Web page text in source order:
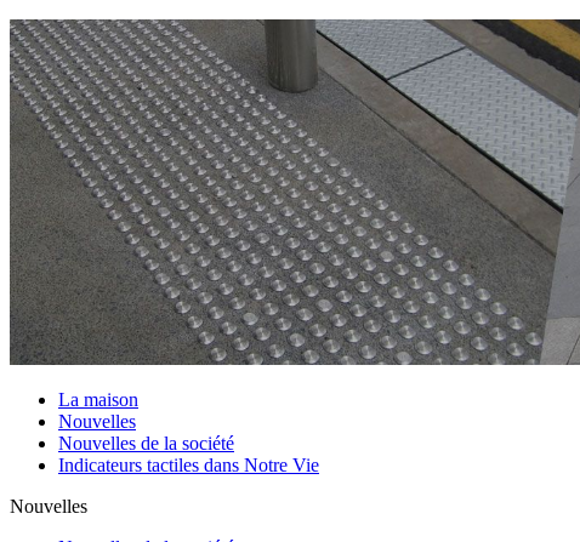
La maison
Nouvelles
Nouvelles de la société
Indicateurs tactiles dans Notre Vie
Nouvelles